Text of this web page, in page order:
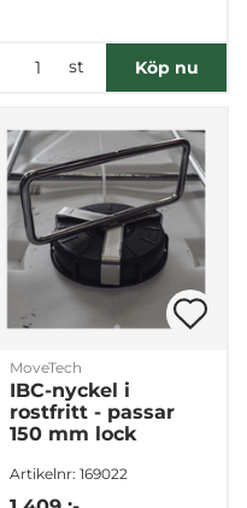
st Köp nu
MoveTech
IBC-nyckel i
rostfritt - passar
150 mm lock
Artikelnr: 169022